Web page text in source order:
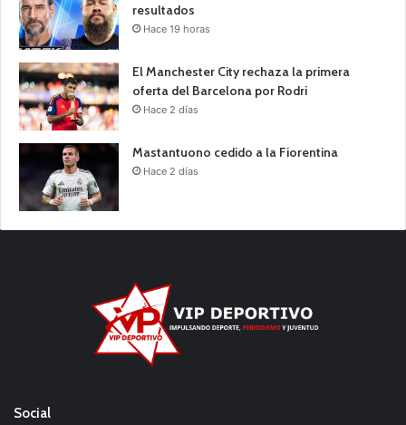
resultados
Hace 19 horas
El Manchester City rechaza la primera
oferta del Barcelona por Rodri
Hace 2 días
Mastantuono cedido a la Fiorentina
Hace 2 días
Social